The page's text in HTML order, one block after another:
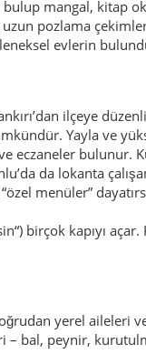
peynir,
ateş yakarken
sağlar.
gezginler.
edenler.
deneyimli gezginler.